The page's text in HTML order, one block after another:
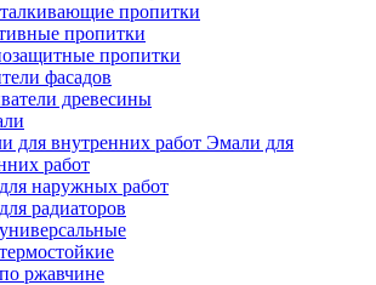
пропитки
пропитки
пропитки
фасадов
древесины
Эмали для
работ
наружных работ
радиаторов
ржавчине